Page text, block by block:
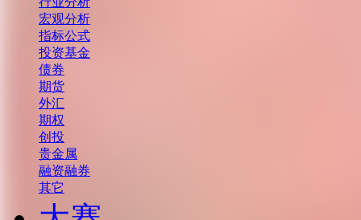
宏观分析
指标公式
投资基金
债券
期货
外汇
期权
创投
贵金属
融资融券
其它